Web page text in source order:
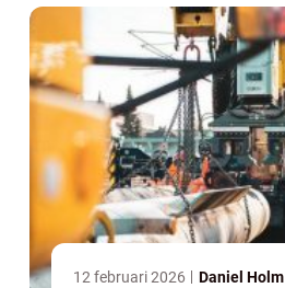
12 februari 2026 Daniel Holm